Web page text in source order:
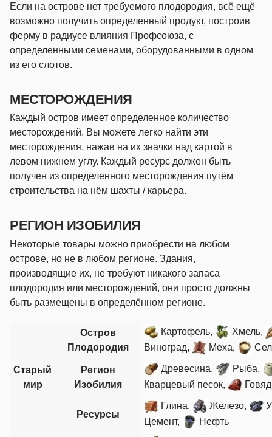
Если на острове нет требуемого плодородия, всё ещё
возможно получить определенный продукт, построив
ферму в радиусе влияния Профсоюза, с
определенными семенами, оборудованными в одном
из его слотов.
МЕСТОРОЖДЕНИЯ
Каждый остров имеет определенное количество
месторождений. Вы можете легко найти эти
месторождения, нажав на их значки над картой в
левом нижнем углу. Каждый ресурс должен быть
получен из определенного месторождения путём
строительства на нём шахты / карьера.
РЕГИОН ИЗОБИЛИЯ
Некоторые товары можно приобрести на любом
острове, но не в любом регионе. Здания,
производящие их, не требуют никакого запаса
плодородия или месторождений, они просто должны
быть размещены в определённом регионе.
Старый
мир
Остров
Плодородия
Картофель,
Хмель,
Виноград,
Меха,
Регион
Изобилия
Древесина,
Рыба,
Кварцевый песок,
Ресурсы
Глина, Железо,
Цемент,
Нефть